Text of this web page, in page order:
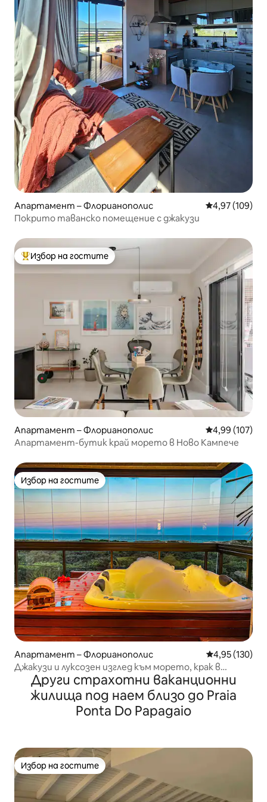
Апартамент – Флорианополис Средна
4,97 (109)
Покрито таванско помещение с джакузи
Най-популярен избор на гостите
Избор на гостите
Апартамент – Флорианополис Средна
4,99 (107)
Апартамент-бутик край морето в Ново Кампече
Избор на гостите
Избор на гостите
Апартамент – Флорианополис Средна
4,95 (130)
Джакузи и луксозен изглед към морето, крак в
пясъка, 3 апартамента тип суит
Други страхотни ваканционни
жилища под наем близо до Praia
Ponta Do Papagaio
Избор на гостите
Избор на гостите